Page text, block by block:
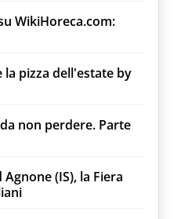
WikiHoreca.com:
la pizza dell'estate by
non perdere. Parte
(IS), la Fiera